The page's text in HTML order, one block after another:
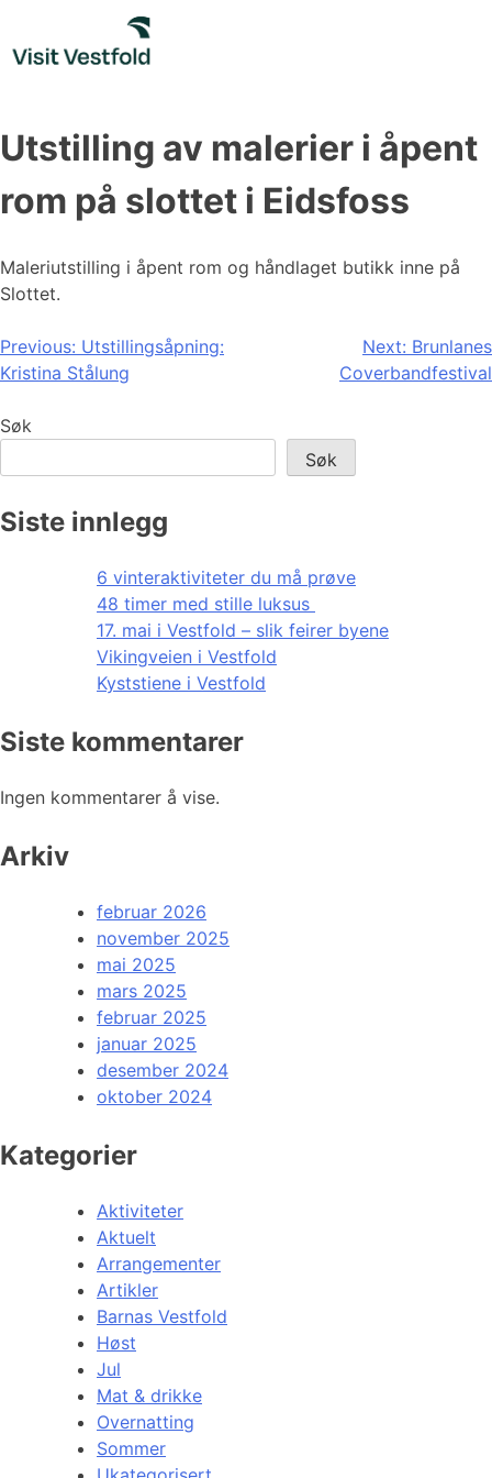
content
Utstilling av malerier i åpent
rom på slottet i Eidsfoss
Maleriutstilling i åpent rom og håndlaget butikk inne på
Slottet.
Innleggsnavigasjon
Previous: Utstillingsåpning:
Kristina Stålung
Next: Brunlanes
Coverbandfestival
Søk
Søk
Siste innlegg
6 vinteraktiviteter du må prøve
48 timer med stille luksus
17. mai i Vestfold – slik feirer byene
Vikingveien i Vestfold
Kyststiene i Vestfold
Siste kommentarer
Ingen kommentarer å vise.
Arkiv
februar 2026
november 2025
mai 2025
mars 2025
februar 2025
januar 2025
desember 2024
oktober 2024
Kategorier
Aktiviteter
Aktuelt
Arrangementer
Artikler
Barnas Vestfold
Høst
Jul
Mat & drikke
Overnatting
Sommer